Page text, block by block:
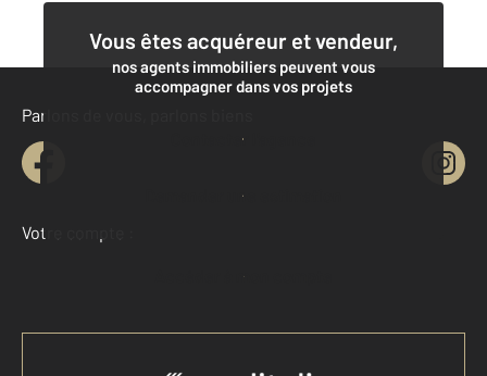
Vous êtes acquéreur et vendeur,
nos agents immobiliers peuvent vous
accompagner dans vos projets
Contacter l'agence
Demander une estimation
Parlons de vous, parlons biens
Votre compte :
Accéder à mon compte